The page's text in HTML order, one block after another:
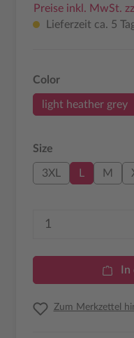
Preise inkl. MwSt.
Lieferzeit ca. 5
Colorauswählen
light heather grey
Sizeauswählen
3XL M
Produkt
Zum Merkzettel